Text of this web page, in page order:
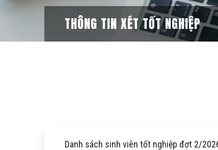
THÔNG TIN XÉT TỐT NGHIỆP
Danh sách sinh viên tốt nghiệp đợt 2/